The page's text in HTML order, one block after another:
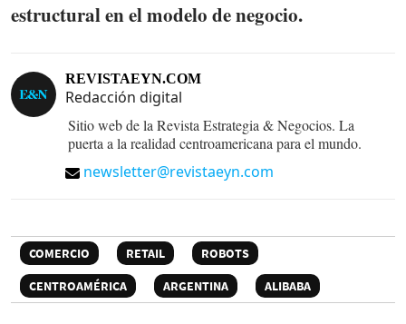
estructural en el modelo de negocio.
REVISTAEYN.COM
Redacción digital
Sitio web de la Revista Estrategia & Negocios. La
puerta a la realidad centroamericana para el mundo.
newsletter@revistaeyn.com
COMERCIO RETAIL
ROBOTS
CENTROAMÉRICA
ARGENTINA ALIBABA